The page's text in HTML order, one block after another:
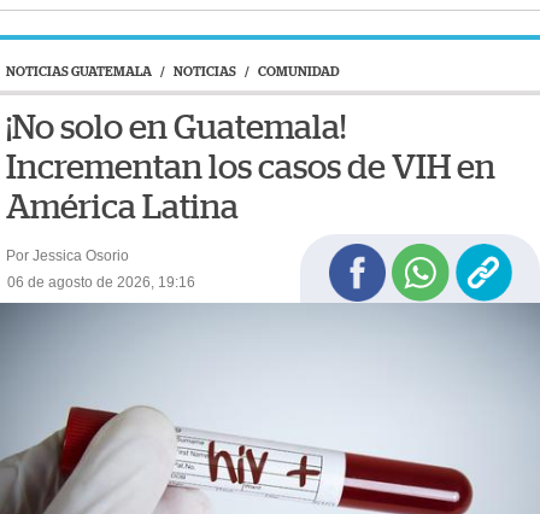
NOTICIAS GUATEMALA / NOTICIAS / COMUNIDAD
¡No solo en Guatemala!
Incrementan los casos de VIH en
América Latina
Por Jessica Osorio
06 de agosto de 2026, 19:16